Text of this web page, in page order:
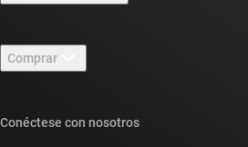
Carreras laborales
Sala de redacción
Eventos
Foros de soporte de diseño de TI E2E™
Búsqueda de referencias cruzadas
Comprar
Conéctese con nosotros